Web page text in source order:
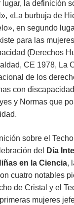
lugar, la definición
«La burbuja de
en segundo
para las
(Derechos
CE 1978, La
de los
con
y Normas que
sobre el
del
Día
en la Ciencia,
cuatro notables
de Cristal y el
mujeres